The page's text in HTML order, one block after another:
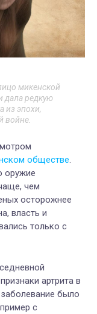
микенской
дала редкую
из эпохи,
войне.
обществе.
оружие
чем
осторожнее
власть и
только с
артрита в
было
с